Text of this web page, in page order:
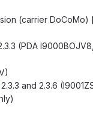
(carrier
(PDA
2.3.3 and 2.3.6